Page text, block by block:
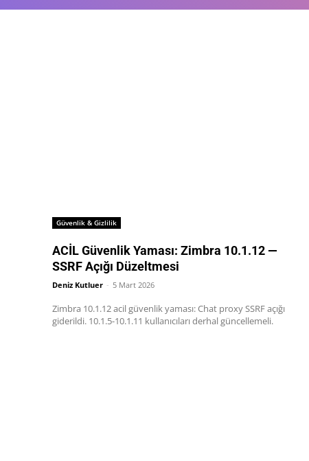
Güvenlik & Gizlilik
ACİL Güvenlik Yaması: Zimbra 10.1.12 —
SSRF Açığı Düzeltmesi
Deniz Kutluer - 5 Mart 2026
Zimbra 10.1.12 acil güvenlik yaması: Chat proxy SSRF açığı
giderildi. 10.1.5-10.1.11 kullanıcıları derhal güncellemeli.